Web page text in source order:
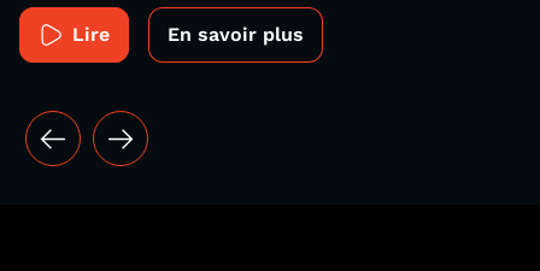
Lire En savoir plus